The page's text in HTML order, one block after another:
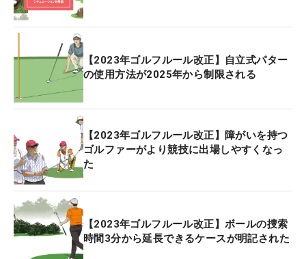
【2023年ゴルフルール改正】自立式パター
の使用方法が2025年から制限される
【2023年ゴルフルール改正】障がいを持つ
ゴルファーがより競技に出場しやすくなっ
た
【2023年ゴルフルール改正】ボールの捜索
時間3分から延長できるケースが明記された